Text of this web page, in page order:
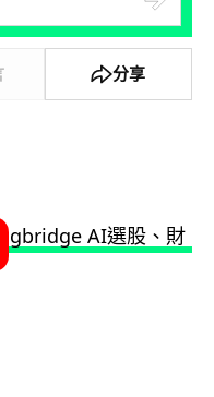
分享